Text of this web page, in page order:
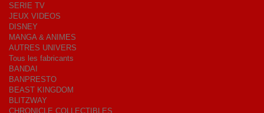
SERIE TV
JEUX VIDEOS
DISNEY
MANGA & ANIMES
AUTRES UNIVERS
Tous les fabricants
BANDAI
BANPRESTO
BEAST KINGDOM
BLITZWAY
CHRONICLE COLLECTIBLES